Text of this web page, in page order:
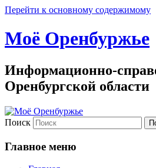
Перейти к основному содержимому
Моё Оренбуржье
Информационно-
Оренбургской области
Поиск
Главное меню